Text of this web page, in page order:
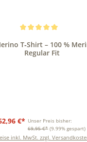
T‑Shirt – 100 %
Regular Fit
€* Unser Preis bisher:
69,95 €* (9.99% gespart)
inkl. MwSt. zzgl.